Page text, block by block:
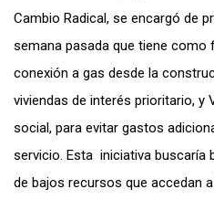
Cambio Radical, se encargó de
semana pasada que tiene como
conexión a gas desde la
viviendas de interés prioritario, y
social, para evitar gastos
servicio. Esta iniciativa buscaría
de bajos recursos que accedan